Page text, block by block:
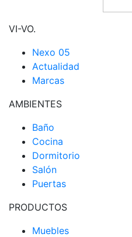
VI-VO.
Nexo 05
Actualidad
Marcas
AMBIENTES
Baño
Cocina
Dormitorio
Salón
Puertas
PRODUCTOS
Muebles